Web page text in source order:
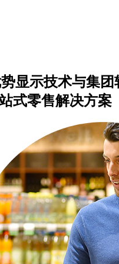
显示技术与集
式零售解决方案